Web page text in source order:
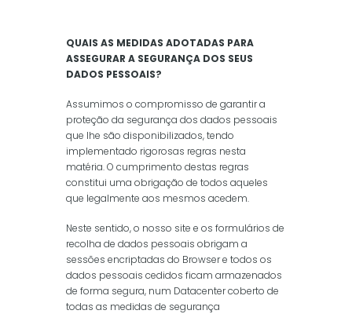
QUAIS AS MEDIDAS ADOTADAS PARA
ASSEGURAR A SEGURANÇA DOS SEUS
DADOS PESSOAIS?
Assumimos o compromisso de garantir a
proteção da segurança dos dados pessoais
que lhe são disponibilizados, tendo
implementado rigorosas regras nesta
matéria. O cumprimento destas regras
constitui uma obrigação de todos aqueles
que legalmente aos mesmos acedem.
Neste sentido, o nosso site e os formulários de
recolha de dados pessoais obrigam a
sessões encriptadas do Browser e todos os
dados pessoais cedidos ficam armazenados
de forma segura, num Datacenter coberto de
todas as medidas de segurança